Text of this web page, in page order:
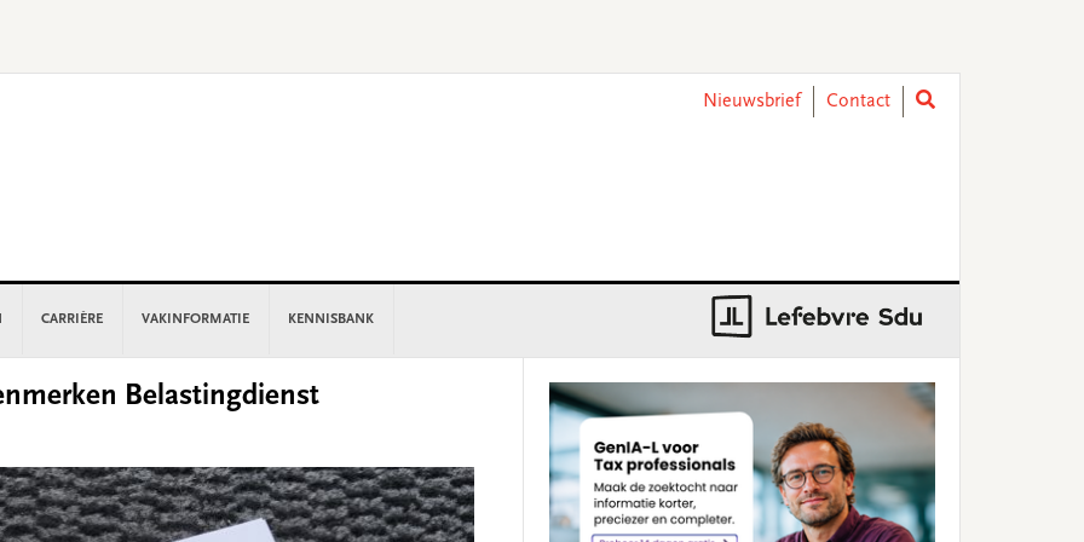
Nieuwsbrief
Contact
CARRIÈRE VAKINFORMATIE KENNISBANK
Belastingdienst
Sidebar